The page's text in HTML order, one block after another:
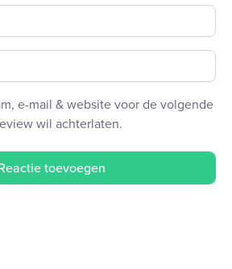
e-mail & website voor de volgende
wil achterlaten.